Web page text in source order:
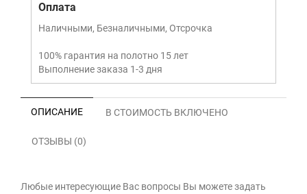
Оплата
Наличными, Безналичными, Отсрочка
100% гарантия на полотно 15 лет
Выполнение заказа 1-3 дня
ОПИСАНИЕ В СТОИМОСТЬ ВКЛЮЧЕНО
ОТЗЫВЫ (0)
Любые интересующие Вас вопросы Вы можете задать